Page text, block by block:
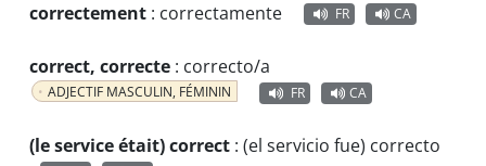
correctement : correctamente FR CA
correct, correcte : correcto/a
ADJECTIF MASCULIN, FÉMININ FR CA
(le service était) correct : (el servicio fue) correcto